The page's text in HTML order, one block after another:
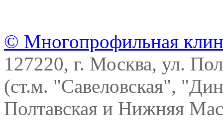
© Многопрофильная
127220, г. Москва, ул.
(ст.м. "Савеловская",
Полтавская и Нижняя